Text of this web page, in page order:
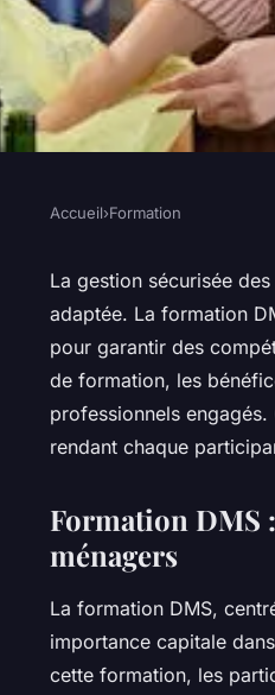
:
déchets
Accueil›Formation
La gestion sécurisée
adaptée. La formation
pour garantir des
de formation, les
professionnels
rendant chaque
Formation DMS
ménagers
La formation DMS,
importance capitale
cette formation, les